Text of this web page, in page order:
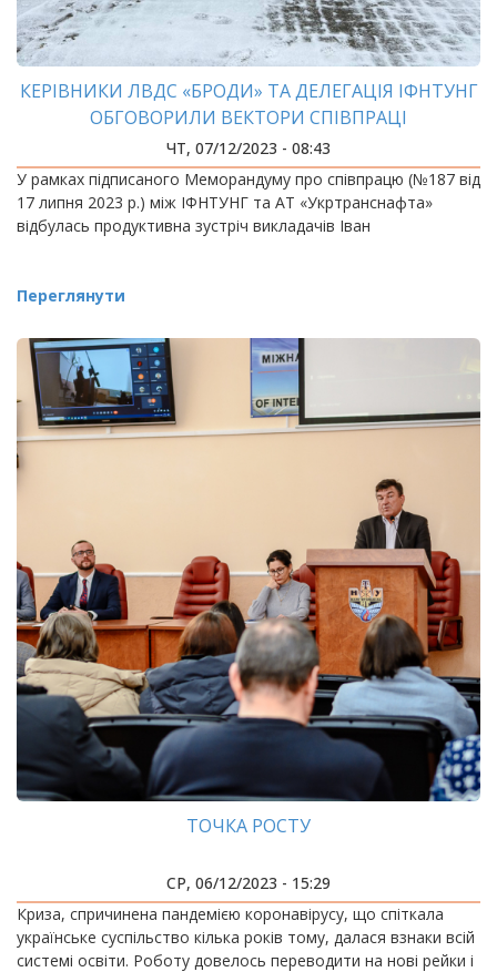
КЕРІВНИКИ ЛВДС «БРОДИ» ТА ДЕЛЕГАЦІЯ ІФНТУНГ
ОБГОВОРИЛИ ВЕКТОРИ СПІВПРАЦІ
ЧТ, 07/12/2023 - 08:43
У рамках підписаного Меморандуму про співпрацю (№187 від
17 липня 2023 р.) між ІФНТУНГ та АТ «Укртранснафта»
відбулась продуктивна зустріч викладачів Іван
Переглянути
ТОЧКА РОСТУ
СР, 06/12/2023 - 15:29
Криза, спричинена пандемією коронавірусу, що спіткала
українське суспільство кілька років тому, далася взнаки всій
системі освіти. Роботу довелось переводити на нові рейки і